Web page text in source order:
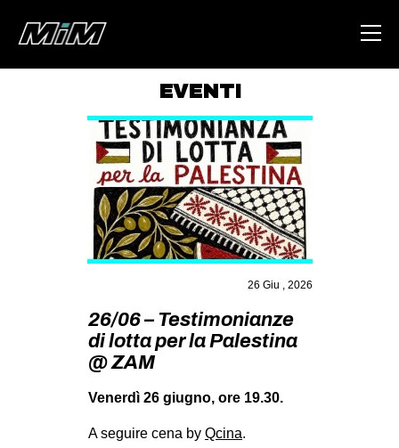
ABOUT
AREA
DEGENERAZIONE
GAZA FREESTYLE
CSOA LAMBRETTA
MSM
STUDENTI TSUNAMI
MILANO
MOBILITAZIONI
EVENTI
26 Giu , 2026
26/06 – Testimonianze
di lotta per la Palestina
@ ZAM
Venerdì 26 giugno, ore 19.30.
A seguire cena by Qcina.